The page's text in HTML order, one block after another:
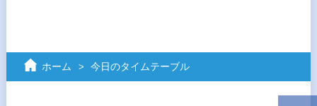
ホーム 今日のタイムテーブル